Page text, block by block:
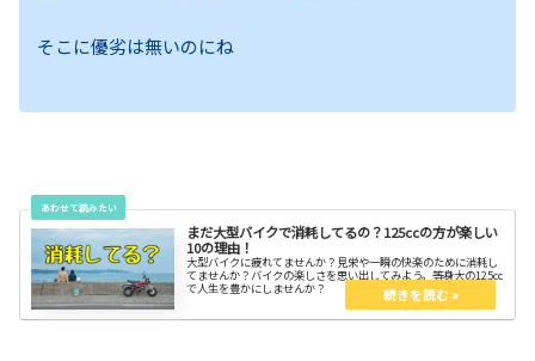
そこに優劣は無いのにね
まだ大型バイクで消耗してるの？125ccの方が楽しい
10の理由！
大型バイクに疲れてませんか？見栄や一瞬の快楽のために消耗し
てませんか？バイクの楽しさを思い出してみよう。等身大の125cc
で人生を豊かにしませんか？